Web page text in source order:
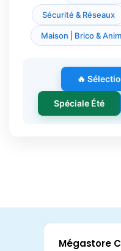
Sécurité & Réseaux
Maison | Brico &
🔥
Spéciale Été
Mégastore